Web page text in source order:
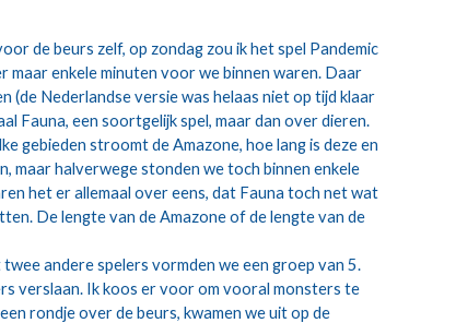
de beurs zelf, op zondag zou ik het spel Pandemic
maar enkele minuten voor we binnen waren. Daar
(de Nederlandse versie was helaas niet op tijd klaar
Fauna, een soortgelijk spel, maar dan over dieren.
gebieden stroomt de Amazone, hoe lang is deze en
maar halverwege stonden we toch binnen enkele
het er allemaal over eens, dat Fauna toch net wat
De lengte van de Amazone of de lengte van de
andere spelers vormden we een groep van 5.
verslaan. Ik koos er voor om vooral monsters te
rondje over de beurs, kwamen we uit op de